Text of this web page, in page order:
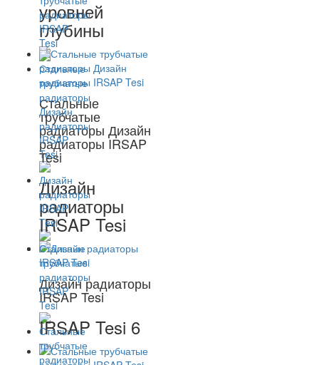
уровней
глубины
Стальные
трубчатые
радиаторы Дизайн
радиаторы IRSAP
Tesi
Дизайн
радиаторы
IRSAP Tesi
Дизайн радиаторы
IRSAP Tesi
IRSAP Tesi 6